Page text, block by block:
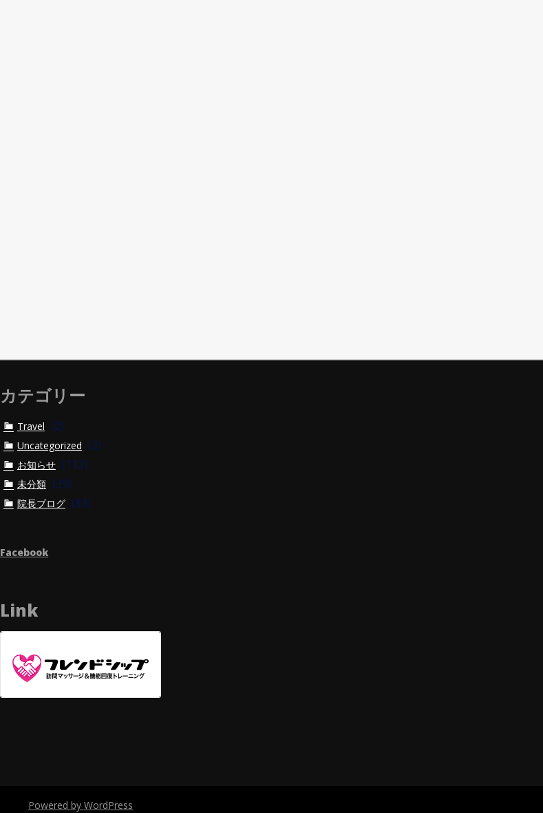
カテゴリー
Travel (2)
Uncategorized (2)
お知らせ (112)
未分類 (39)
院長ブログ (83)
Facebook
Link
Powered by WordPress